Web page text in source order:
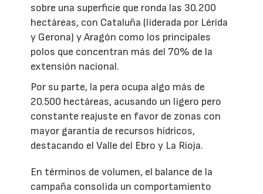
sobre una superficie que ronda las 30.200
hectáreas, con Cataluña (liderada por Lérida
y Gerona) y Aragón como los principales
polos que concentran más del 70% de la
extensión nacional.
Por su parte, la pera ocupa algo más de
20.500 hectáreas, acusando un ligero pero
constante reajuste en favor de zonas con
mayor garantía de recursos hídricos,
destacando el Valle del Ebro y La Rioja.
En términos de volumen, el balance de la
campaña consolida un comportamiento